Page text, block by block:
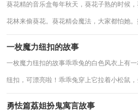
葵花精的音乐盒每年秋天，葵花子熟的时候
花林来偷葵花。葵花精会魔法，大家都怕她
一枚魔力纽扣的故事
一枚魔力纽扣的故事乖乖兔的白色风衣上有
纽扣，可漂亮啦！乖乖兔穿上它拉着小松鼠
勇怯篇荔姐扮鬼寓言故事